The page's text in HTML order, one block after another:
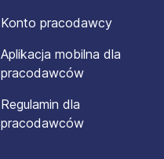
Konto pracodawcy
Aplikacja mobilna dla
pracodawców
Regulamin dla
pracodawców